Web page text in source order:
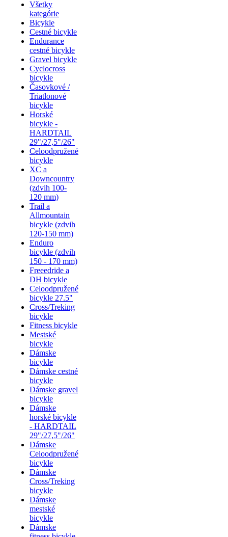
Všetky
kategórie
Bicykle
Cestné bicykle
Endurance
cestné bicykle
Gravel bicykle
Cyclocross
bicykle
Časovkové /
Triatlonové
bicykle
Horské
bicykle -
HARDTAIL
29"/27,5"/26"
Celoodpružené
bicykle
XC a
Downcountry
(zdvih 100-
120 mm)
Trail a
Allmountain
bicykle (zdvih
120-150 mm)
Enduro
bicykle (zdvih
150 - 170 mm)
Freeedride a
DH bicykle
Celoodpružené
bicykle 27.5"
Cross/Treking
bicykle
Fitness bicykle
Mestské
bicykle
Dámske
bicykle
Dámske cestné
bicykle
Dámske gravel
bicykle
Dámske
horské bicykle
- HARDTAIL
29"/27,5"/26"
Dámske
Celoodpružené
bicykle
Dámske
Cross/Treking
bicykle
Dámske
mestské
bicykle
Dámske